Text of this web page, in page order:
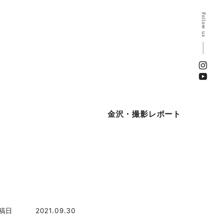
金沢・撮影レポート
Follow us
日
2021.09.30